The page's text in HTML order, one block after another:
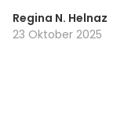
Regina N. Helnaz
23 Oktober 2025